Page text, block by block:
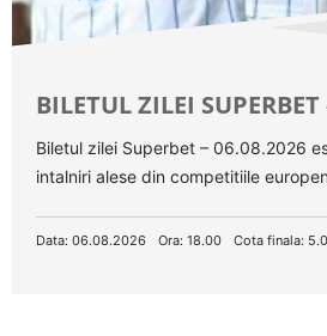
BILETUL ZILEI
Biletul zilei Superbet – 06.08.2026
intalniri alese din competitiile
Data: 06.08.2026 Ora: 18.00 Cota finala: